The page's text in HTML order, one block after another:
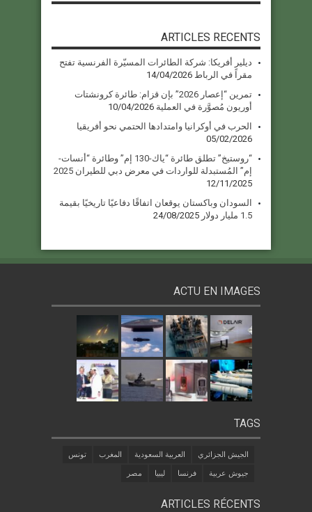
ARTICLES RECENTS
ديلير أفريكا: شركة الطائرات المسيّرة الفرنسية تفتح
مقراً في الرباط 14/04/2026
تمرين “إعصار 2026” بإن قزام: طائرة كرونشتات
أوريون مُصوَّرة في العملية 10/04/2026
الحرب في أوكرانيا وامتدادها الحتمي نحو أفريقيا
05/02/2026
“روستيخ” تطلق طائرة “ياك-130 إم” وطائرة “أنسات-
إم” المُستبدلة للواردات في معرض دبي للطيران 2025
12/11/2025
السودان وباكستان يوقعان اتفاقًا دفاعيًا تاريخيًا بقيمة
1.5 مليار دولار
24/08/2025
ACTU EN IMAGES
TAGS
الجيش الجزائري العربية السعودية المغرب تونس
جيوش عربية فرنسا ليبيا مصر
ARTICLES RÉCENTS